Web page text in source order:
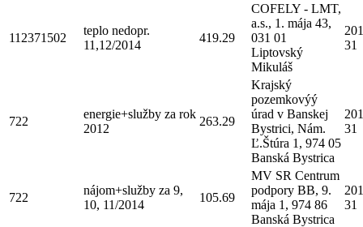
112371502
teplo nedopr.
11,12/2014
419.29
COFELY - LMT,
a.s., 1. mája 43,
031 01
Liptovský
Mikuláš
31
722
energie+služby za rok
2012
263.29
Krajský
pozemkovýý
úrad v Banskej
Bystrici, Nám.
Ľ.Štúra 1, 974 05
Banská Bystrica
31
722
nájom+služby za 9,
10, 11/2014
105.69
MV SR Centrum
podpory BB, 9.
mája 1, 974 86
Banská Bystrica
31